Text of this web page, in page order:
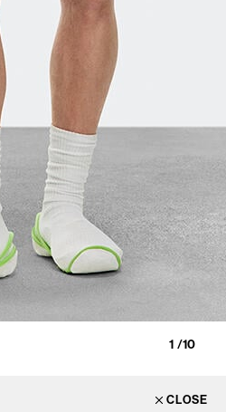
1 /10
CLOSE